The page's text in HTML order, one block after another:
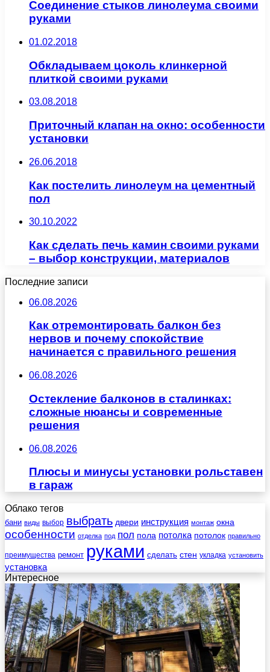
Соединение стыков линолеума своими
руками
01.02.2018
Обкладываем цоколь клинкерной
плиткой своими руками
03.08.2018
Приточный клапан на окно: особенности
установки
26.06.2018
Как постелить линолеум на цементный
пол
30.10.2022
Как сделать печь камин своими руками
– выбор конструкции, материалов
Последние записи
06.08.2026
Как отремонтировать балкон без
нервов и почему спокойствие
начинается с правильного решения
06.08.2026
Остекление балконов в сталинках:
сложные нюансы и современные
решения
06.08.2026
Плюсы и минусы установки рольставен
в гараж
Облако тегов
бани виды выбор выбрать двери инструкция монтаж окна
особенности отделка под пол пола потолка потолок правильно
преимущества ремонт руками сделать стен укладка установить
установка
Интересное